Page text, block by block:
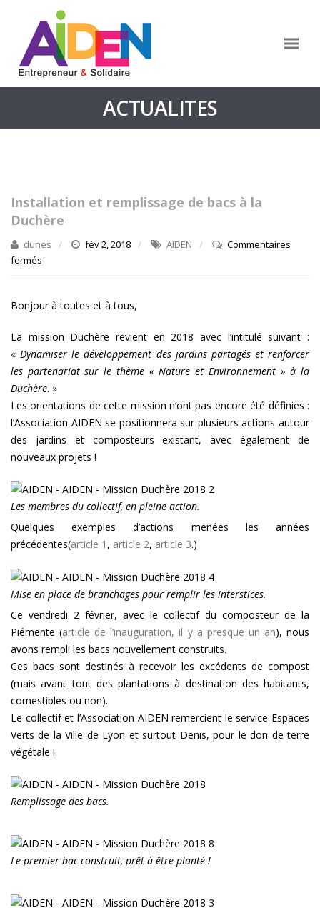
ACTUALITES
Installation et remplissage de bacs à la
Duchère
dunes fév 2, 2018 AIDEN
Commentaires
fermés
remplissage
bacs
à
la
Duchère
Bonjour à toutes et à tous,
La mission Duchère revient en 2018 avec l’intitulé suivant :
«Dynamiser le développement des jardins partagés et renforcer
les partenariat sur le thème « Nature et Environnement » à la
Duchère. »
Les orientations de cette mission n’ont pas encore été définies :
l’Association AIDEN se positionnera sur plusieurs actions autour
des jardins et composteurs existant, avec également de
nouveaux projets !
Les membres du collectif, en pleine action.
Quelques exemples d’actions menées les années
précédentes(article 1 , article 2, article 3.)
Mise en place de branchages pour remplir les interstices.
Ce vendredi 2 février, avec le collectif du composteur de la
Piémente (article de l’inauguration, il y a presque un an), nous
avons rempli les bacs nouvellement construits.
Ces bacs sont destinés à recevoir les excédents de compost
(mais avant tout des plantations à destination des habitants,
comestibles ou non).
Le collectif et l’Association AIDEN remercient le service Espaces
Verts de la Ville de Lyon et surtout Denis, pour le don de terre
végétale !
Remplissage des bacs.
Le premier bac construit, prêt à être planté !